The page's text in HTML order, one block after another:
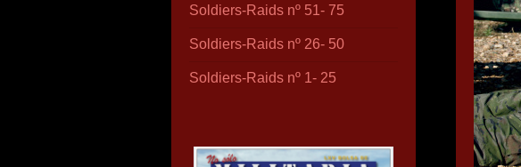
Soldiers-Raids nº 51- 75
Soldiers-Raids nº 26- 50
Soldiers-Raids nº 1- 25